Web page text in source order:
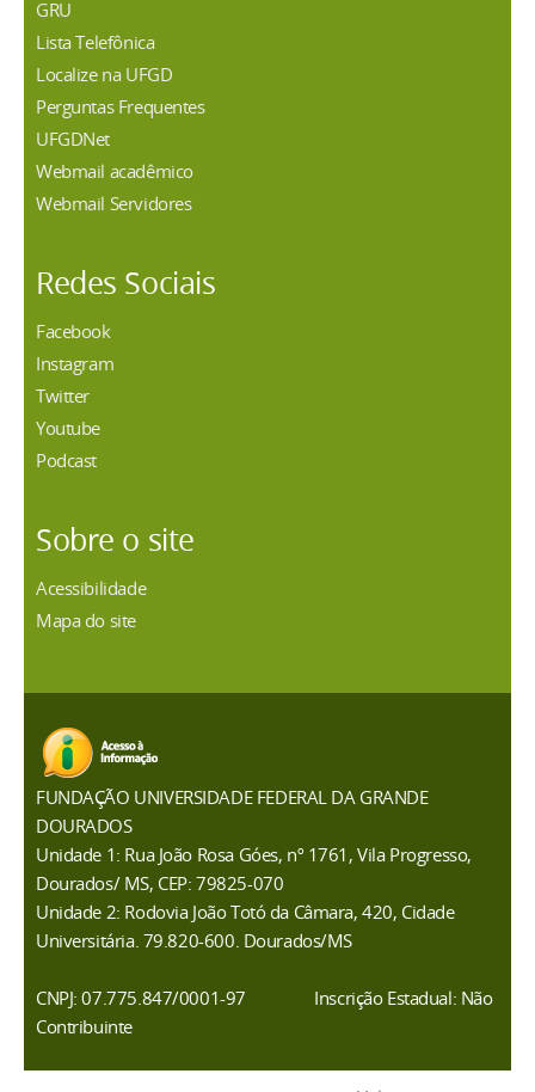
GRU
Lista Telefônica
Localize na UFGD
Perguntas Frequentes
UFGDNet
Webmail acadêmico
Webmail Servidores
Redes Sociais
Facebook
Instagram
Twitter
Youtube
Podcast
Sobre o site
Acessibilidade
Mapa do site
FUNDAÇÃO UNIVERSIDADE FEDERAL DA GRANDE
DOURADOS
Unidade 1: Rua João Rosa Góes, nº 1761, Vila Progresso,
Dourados/ MS, CEP: 79825-070
Unidade 2: Rodovia João Totó da Câmara, 420, Cidade
Universitária. 79.820-600. Dourados/MS
CNPJ: 07.775.847/0001-97
Inscrição Estadual: Não
Contribuinte